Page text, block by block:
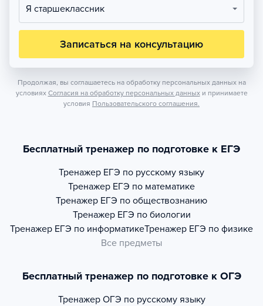
Я старшеклассник
Записаться на консультацию
Продолжая, вы соглашаетесь на обработку персональных данных на
условиях Согласия на обработку персональных данных и принимаете
условия Пользовательского соглашения.
Бесплатный тренажер по подготовке к ЕГЭ
Тренажер ЕГЭ по русскому языку
Тренажер ЕГЭ по математике
Тренажер ЕГЭ по обществознанию
Тренажер ЕГЭ по биологии
Тренажер ЕГЭ по информатикеТренажер ЕГЭ по физике
Все предметы
Бесплатный тренажер по подготовке к ОГЭ
Тренажер ОГЭ по русскому языку